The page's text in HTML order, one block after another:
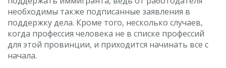
необходимы также подписанные заявления в
поддержку дела. Кроме того, несколько случаев,
когда профессия человека не в списке профессий
для этой провинции, и приходится начинать все с
начала.